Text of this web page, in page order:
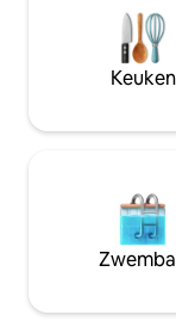
voorzien,
wifi, een volledig
een
ogenblikken van
willen komen.
Keuken